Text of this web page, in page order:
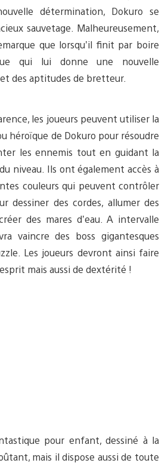
détermination, Dokuro se
sauvetage. Malheureusement,
que lorsqu’il finit par boire
qui lui donne une nouvelle
des aptitudes de bretteur.
les joueurs peuvent utiliser la
héroïque de Dokuro pour résoudre
les ennemis tout en guidant la
niveau. Ils ont également accès à
couleurs qui peuvent contrôler
dessiner des cordes, allumer des
des mares d’eau. A intervalle
vaincre des boss gigantesques
Les joueurs devront ainsi faire
mais aussi de dextérité !
pour enfant, dessiné à la
mais il dispose aussi de toute